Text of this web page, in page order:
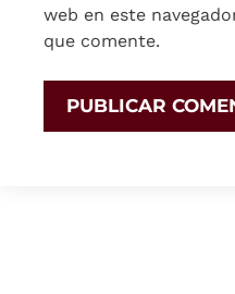
web en este
que comente.